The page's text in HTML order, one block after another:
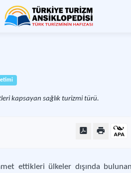
kapsayan sağlık turizmi türü.
ettikleri ülkeler dışında bulunan